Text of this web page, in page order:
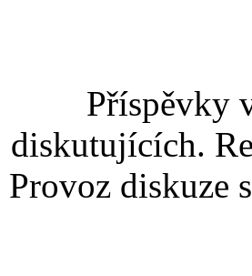
Příspěvky
diskutujících.
Provoz diskuze